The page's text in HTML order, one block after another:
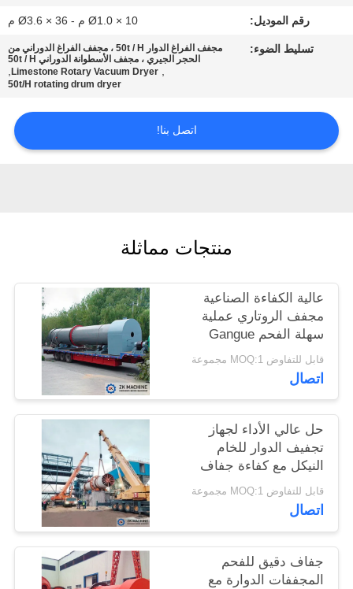
المعمل
جودة
اطلب
اقتباس
خريطة
الموقع
سياسة
الخصوصية
رقم الموديل: Ø1.0 × 10 م - Ø3.6 × 36 م
تسليط الضوء:
مجفف الفراغ الدوار 50t / H ، مجفف الفراغ الدوراني من
الحجر الجيري ، مجفف الأسطوانة الدوراني 50t / H
,
Limestone Rotary Vacuum Dryer
,
50t/H rotating drum dryer
اتصل بنا!
منتجات مماثلة
عالية الكفاءة الصناعية
مجفف الروتاري عملية
سهلة الفحم Gangue
الروتاري مجفف
قابل للتفاوض MOQ:1 مجموعة
اتصال
حل عالي الأداء لجهاز
تجفيف الدوار للخام
النيكل مع كفاءة جفاف
عالية
قابل للتفاوض MOQ:1 مجموعة
اتصال
جفاف دقيق للفحم
المجففات الدوارة مع